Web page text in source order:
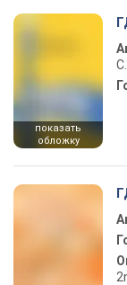
показать
обложку